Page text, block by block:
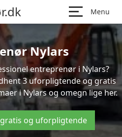
Menu
Nylars
entreprenør i Nylars?
3 uforpligtende og gratis
i Nylars og omegn lige her.
og uforpligtende